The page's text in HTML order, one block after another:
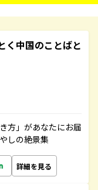
く中国のことばと
方」があなたにお届
しの絶景集
詳細を見る